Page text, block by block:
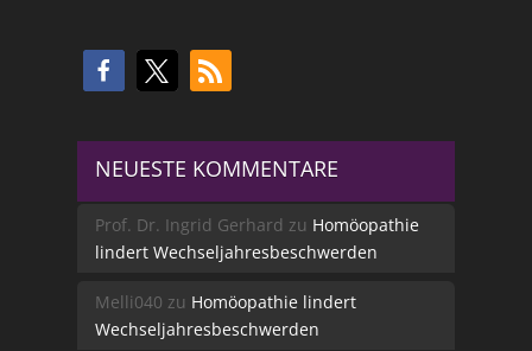
NEUESTE KOMMENTARE
Prof. Dr. Ingrid Gerhard zu Homöopathie
lindert Wechseljahresbeschwerden
Melli040 zu Homöopathie lindert
Wechseljahresbeschwerden